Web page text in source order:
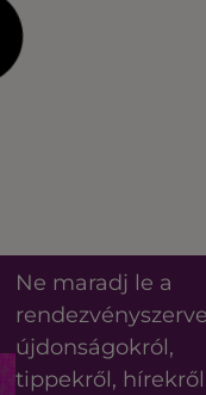
Ne maradj le a
újdonságokról,
tippekről,